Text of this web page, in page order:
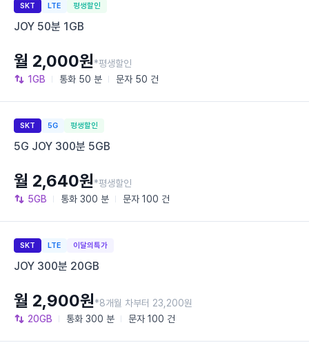
SKT LTE 평생할인
JOY 50분 1GB
1GB 통화 50 분 문자 50 건
월 2,000원*평생할인
SKT 5G 평생할인
5G JOY 300분 5GB
5GB 통화 300 분 문자 100 건
월 2,640원*평생할인
SKT LTE 이달의특가
JOY 300분 20GB
20GB 통화 300 분 문자 100 건
월 2,900원*8개월 차부터 23,200원